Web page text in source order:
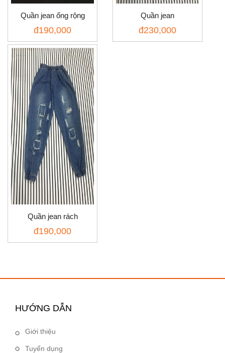
Quần jean ống rộng
đ190,000
Quần jean
đ230,000
Quần jean rách
đ190,000
HƯỚNG DẪN
Giới thiệu
Tuyển dụng